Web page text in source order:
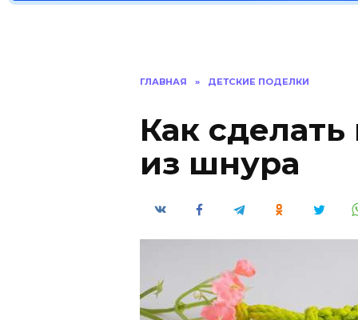
ГЛАВНАЯ » ДЕТСКИЕ ПОДЕЛКИ
Как
из шнура